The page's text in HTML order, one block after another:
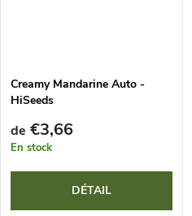
Creamy Mandarine Auto -
HiSeeds
de €3,66
En stock
DÉTAIL